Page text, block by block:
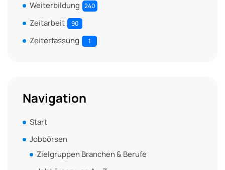
Weiterbildung 240
Zeitarbeit 90
Zeiterfassung 1
Navigation
Start
Jobbörsen
Zielgruppen Branchen & Berufe